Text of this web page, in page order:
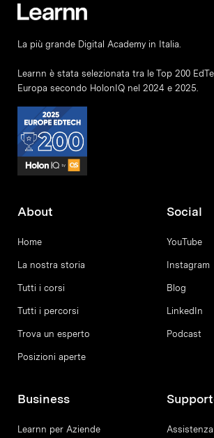
La più grande Digital Academy in Italia.
Learnn è stata selezionata tra le Top 200
Europa secondo HolonIQ nel 2024 e 2025.
About
Home
La nostra storia
Tutti i corsi
Tutti i percorsi
Trova un esperto
Posizioni aperte
Social
YouTube
Instagram
Blog
LinkedIn
Podcast
Business
Learnn per Aziende Assistenza